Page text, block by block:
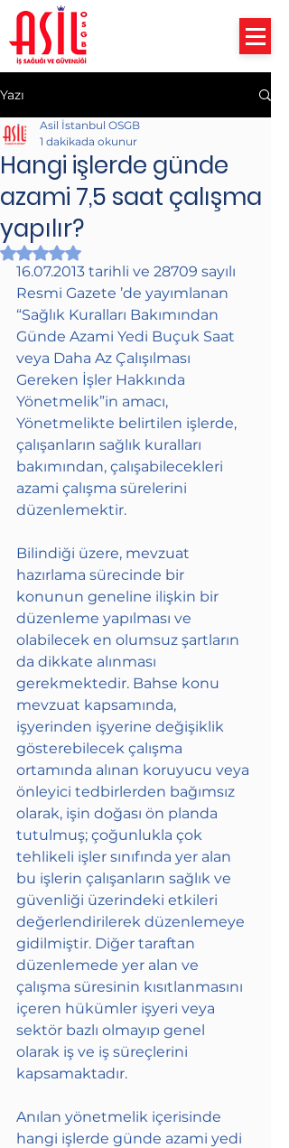
Yazı
Hangi işlerde günde
azami 7,5 saat çalışma
yapılır?
Asil İstanbul OSGB
1 dakikada okunur
5 üzerinden NaN yıldız
16.07.2013 tarihli ve 28709 sayılı
Resmi Gazete ’de yayımlanan
“Sağlık Kuralları Bakımından
Günde Azami Yedi Buçuk Saat
veya Daha Az Çalışılması
Gereken İşler Hakkında
Yönetmelik”in amacı,
Yönetmelikte belirtilen işlerde,
çalışanların sağlık kuralları
bakımından, çalışabilecekleri
azami çalışma sürelerini
düzenlemektir.
Bilindiği üzere, mevzuat
hazırlama sürecinde bir
konunun geneline ilişkin bir
düzenleme yapılması ve
olabilecek en olumsuz şartların
da dikkate alınması
gerekmektedir. Bahse konu
mevzuat kapsamında,
işyerinden işyerine değişiklik
gösterebilecek çalışma
ortamında alınan koruyucu veya
önleyici tedbirlerden bağımsız
olarak, işin doğası ön planda
tutulmuş; çoğunlukla çok
tehlikeli işler sınıfında yer alan
bu işlerin çalışanların sağlık ve
güvenliği üzerindeki etkileri
değerlendirilerek düzenlemeye
gidilmiştir. Diğer taraftan
düzenlemede yer alan ve
çalışma süresinin kısıtlanmasını
içeren hükümler işyeri veya
sektör bazlı olmayıp genel
olarak iş ve iş süreçlerini
kapsamaktadır.
Anılan yönetmelik içerisinde
hangi işlerde günde azami yedi